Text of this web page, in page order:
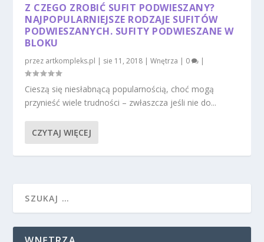
Z CZEGO ZROBIĆ SUFIT PODWIESZANY?
NAJPOPULARNIEJSZE RODZAJE SUFITÓW
PODWIESZANYCH. SUFITY PODWIESZANE W
BLOKU
przez artkompleks.pl | sie 11, 2018 |Wnętrza | 0 |
Cieszą się niesłabnącą popularnością, choć mogą
przynieść wiele trudności – zwłaszcza jeśli nie do...
CZYTAJ WIĘCEJ